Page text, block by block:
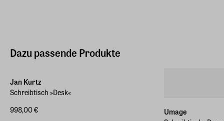
Dazu passende Produkte
Jan Kurtz
Schreibtisch »Desk«
998,00 €
Umage